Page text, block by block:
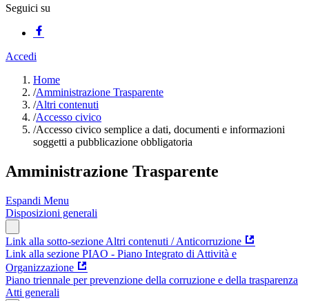
Seguici su
Accedi
Home
/Amministrazione Trasparente
/Altri contenuti
/Accesso civico
/Accesso civico semplice a dati, documenti e informazioni
soggetti a pubblicazione obbligatoria
Amministrazione Trasparente
Espandi Menu
Disposizioni generali
Link alla sotto-sezione Altri contenuti / Anticorruzione
Link alla sezione PIAO - Piano Integrato di Attività e
Organizzazione
Piano triennale per prevenzione della corruzione e della trasparenza
Atti generali